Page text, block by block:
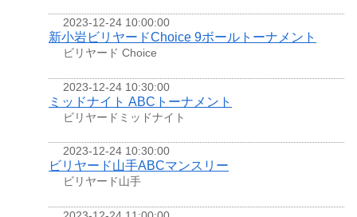
2023-12-24 10:00:00
新小岩ビリヤードChoice 9ボールトーナメント
ビリヤード Choice
2023-12-24 10:30:00
ミッドナイト ABCトーナメント
ビリヤードミッドナイト
2023-12-24 10:30:00
ビリヤード山手ABCマンスリー
ビリヤード山手